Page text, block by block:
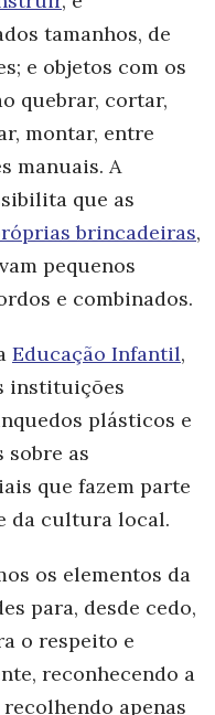
tamanhos, de
e objetos com os
quebrar, cortar,
montar, entre
manuais. A
que as
brincadeiras,
pequenos
e combinados.
Educação Infantil,
instituições
plásticos e
sobre as
que fazem parte
da cultura local.
os elementos da
para, desde cedo,
o respeito e
reconhecendo a
apenas